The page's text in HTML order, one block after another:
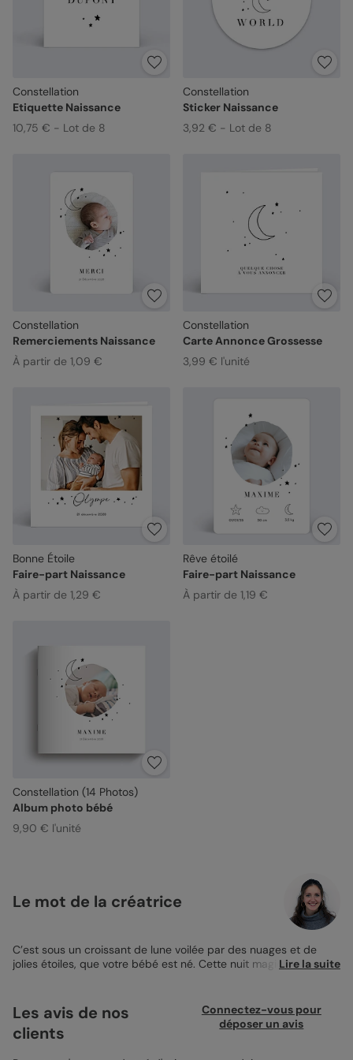
Constellation
Etiquette Naissance
10,75 € - Lot de 8
Constellation
Sticker Naissance
3,92 € - Lot de 8
Constellation
Remerciements Naissance
À partir de 1,09 €
Constellation
Carte Annonce Grossesse
3,99 € l'unité
Bonne Étoile
Faire-part Naissance
À partir de 1,29 €
Rêve étoilé
Faire-part Naissance
À partir de 1,19 €
Constellation (14 Photos)
Album photo bébé
9,90 € l'unité
Le mot de la créatrice
C’est sous un croissant de lune voilée par des nuages et de
jolies étoiles, que votre bébé est né. Cette nuit magique, vous
comblé de bonheur. J’ai créé ce
Faire-part de naissanceRêve
Étoilé pour vous permettre d’annoncer en douceur, la bonne
nouvelle à tous vos proches. Pour cela, sur un fond blanc, j’ai
Lire la suite
Les avis de nos
clients
Connectez-vous pour
déposer un avis